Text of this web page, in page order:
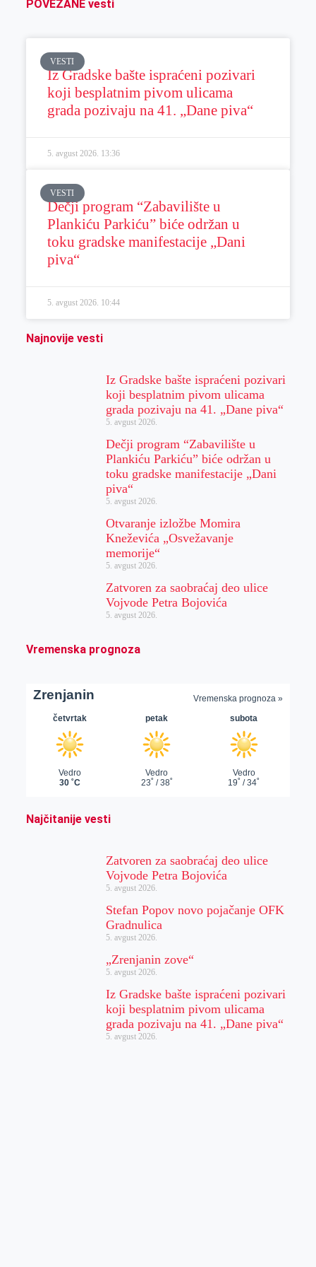
POVEZANE vesti
VESTI
Iz Gradske bašte ispraćeni pozivari
koji besplatnim pivom ulicama
grada pozivaju na 41. „Dane piva“
5. avgust 2026. 13:36
VESTI
Dečji program “Zabavilište u
Plankiću Parkiću” biće održan u
toku gradske manifestacije „Dani
piva“
5. avgust 2026. 10:44
Najnovije vesti
Iz Gradske bašte ispraćeni pozivari
koji besplatnim pivom ulicama
grada pozivaju na 41. „Dane piva“
5. avgust 2026.
Dečji program “Zabavilište u
Plankiću Parkiću” biće održan u
toku gradske manifestacije „Dani
piva“
5. avgust 2026.
Otvaranje izložbe Momira
Kneževića „Osvežavanje
memorije“
5. avgust 2026.
Zatvoren za saobraćaj deo ulice
Vojvode Petra Bojovića
5. avgust 2026.
Vremenska prognoza
Najčitanije vesti
Zatvoren za saobraćaj deo ulice
Vojvode Petra Bojovića
5. avgust 2026.
Stefan Popov novo pojačanje OFK
Gradnulica
5. avgust 2026.
„Zrenjanin zove“
5. avgust 2026.
Iz Gradske bašte ispraćeni pozivari
koji besplatnim pivom ulicama
grada pozivaju na 41. „Dane piva“
5. avgust 2026.